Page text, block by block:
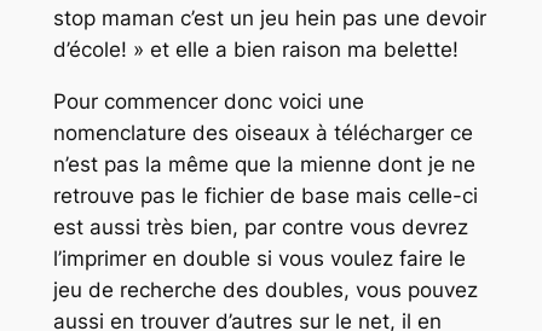
stop maman c’est un jeu hein pas une devoir
d’école! » et elle a bien raison ma belette!
Pour commencer donc voici une
nomenclature des oiseaux à télécharger ce
n’est pas la même que la mienne dont je ne
retrouve pas le fichier de base mais celle-ci
est aussi très bien, par contre vous devrez
l’imprimer en double si vous voulez faire le
jeu de recherche des doubles, vous pouvez
aussi en trouver d’autres sur le net, il en